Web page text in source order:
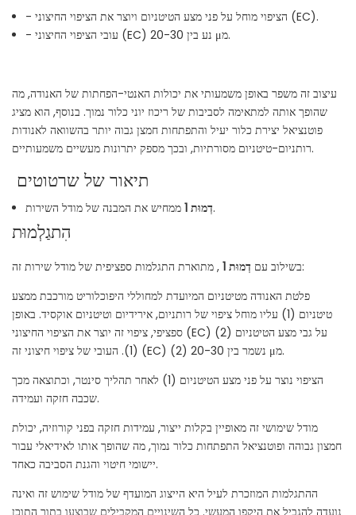
- הציפוי מוחל על פני מצע הטיטניום ויוצר את הציפוי החיצוני (EC).
- עובי הציפוי החיצוני (EC) נע בין 20-30 μמ.
עיצוב זה משפר באופן משמעותי את יכולות האנטי-הפחתות של האנודה, מה
שהופך אותה למתאימה לסביבות של ריכוז יוני כלור נמוך. בנוסף, הוא מציג
פוטנציאל יצירת כלור יעיל והתפתחות חמצן גבוה יותר בהשוואה לאנודות
רותניום-טיטניום מסורתיות, ובכך מספק יתרונות מעשיים משמעותיים.
תיאור של שרטוטים
דְמוּת 1ממחיש את המבנה של מודל השירות.
הִתגַלְמוּת
בשילוב עם דְמוּת 1
, מתוארת התגלמות ספציפית של מודל שירות זה:
פלטת האנודה מטיטניום המיועדת למחוללי היפוכלוריט מורכבת ממצע
טיטניום (1) עליו מוחל ציפוי של רותניום, אירידיום וטיטניום אוקסיד. באופן
ספציפי, ציפוי זה יוצר את הציפוי החיצוני (EC) (2) על גבי מצע הטיטניום
(1). העובי של ציפוי חיצוני זה (EC) (2) נשמר בין 20-30 μמ.
הציפוי נוצר על פני מצע הטיטניום (1) לאחר תהליך סינטר, וכתוצאה מכך
שכבה חזקה ועמידה.
מודל שימושי זה מאופיין בקלות ייצור, עמידות חזקה בפני קורוזיה, יכולת
חמצון גבוהה ופוטנציאל התפתחות כלור נמוך, מה שהופך אותו לאידיאלי עבור
יישומי חיטוי והגנת הסביבה כאחד.
ההתגלמות המוזכרת לעיל היא הייצוג המועדף של מודל שימוש זה ואינה